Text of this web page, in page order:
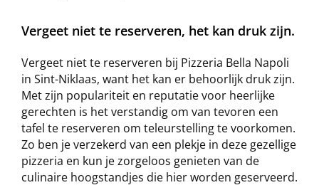
Vergeet niet te reserveren, het kan druk zijn.
Vergeet niet te reserveren bij Pizzeria Bella Napoli
in Sint-Niklaas, want het kan er behoorlijk druk zijn.
Met zijn populariteit en reputatie voor heerlijke
gerechten is het verstandig om van tevoren een
tafel te reserveren om teleurstelling te voorkomen.
Zo ben je verzekerd van een plekje in deze gezellige
pizzeria en kun je zorgeloos genieten van de
culinaire hoogstandjes die hier worden geserveerd.